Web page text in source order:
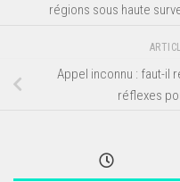
régions sous haute
Appel inconnu : faut-il
réflexes